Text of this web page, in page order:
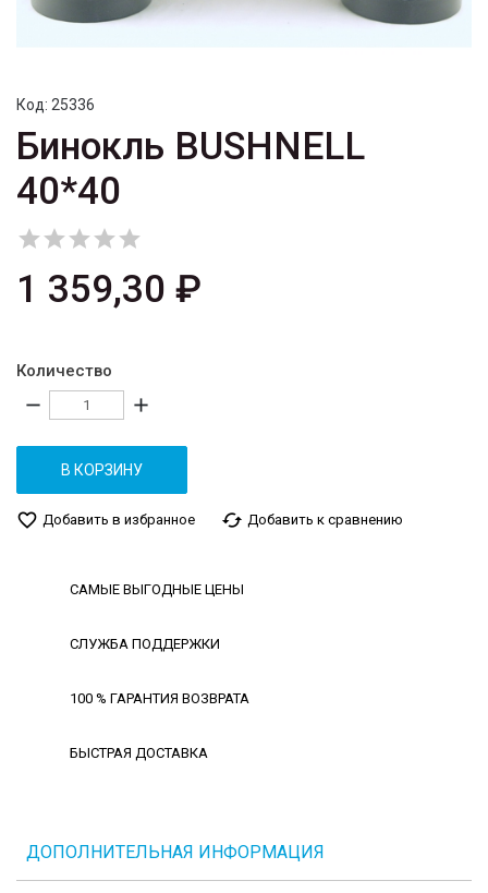
Код: 25336
Бинокль BUSHNELL
40*40

1 359,30 ₽
Количество
remove add
В КОРЗИНУ
favorite_border Добавить в избранное cached Добавить к сравнению
САМЫЕ ВЫГОДНЫЕ ЦЕНЫ
СЛУЖБА ПОДДЕРЖКИ
100 % ГАРАНТИЯ ВОЗВРАТА
БЫСТРАЯ ДОСТАВКА
ДОПОЛНИТЕЛЬНАЯ ИНФОРМАЦИЯ